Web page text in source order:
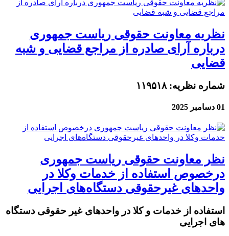
نظریه معاونت حقوقی ریاست جمهوری
درباره آرای صادره از مراجع قضایی و شبه
قضایی
شماره نظریه: ۱۱۹۵۱۸
01 دسامبر 2025
نظر معاونت حقوقی ریاست جمهوری
درخصوص استفاده از خدمات وکلا در
واحدهای غیرحقوقی دستگاه‌های اجرایی
استفاده از خدمات و کلا در واحدهای غیر حقوقی دستگاه
های اجرایی